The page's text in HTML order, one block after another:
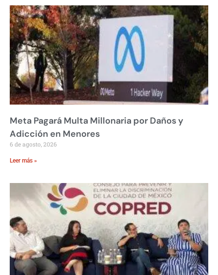
Meta Pagará Multa Millonaria por Daños y
Adicción en Menores
6 de agosto, 2026
Leer más »